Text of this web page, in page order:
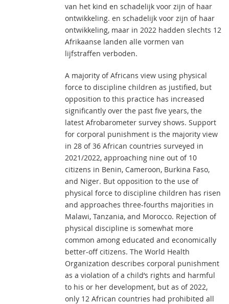
van het kind en schadelijk voor zijn of haar
ontwikkeling. en schadelijk voor zijn of haar
ontwikkeling, maar in 2022 hadden slechts 12
Afrikaanse landen alle vormen van
lijfstraffen verboden.
A majority of Africans view using physical
force to discipline children as justified, but
opposition to this practice has increased
significantly over the past five years, the
latest Afrobarometer survey shows. Support
for corporal punishment is the majority view
in 28 of 36 African countries surveyed in
2021/2022, approaching nine out of 10
citizens in Benin, Cameroon, Burkina Faso,
and Niger. But opposition to the use of
physical force to discipline children has risen
and approaches three-fourths majorities in
Malawi, Tanzania, and Morocco. Rejection of
physical discipline is somewhat more
common among educated and economically
better-off citizens. The World Health
Organization describes corporal punishment
as a violation of a child’s rights and harmful
to his or her development, but as of 2022,
only 12 African countries had prohibited all